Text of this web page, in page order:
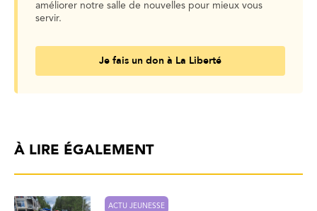
améliorer notre salle de nouvelles pour mieux vous
servir.
Je fais un don à La Liberté
À LIRE ÉGALEMENT
ACTU JEUNESSE